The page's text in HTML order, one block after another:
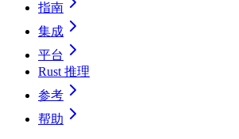
指南
集成
平台
Rust 推理
参考
帮助